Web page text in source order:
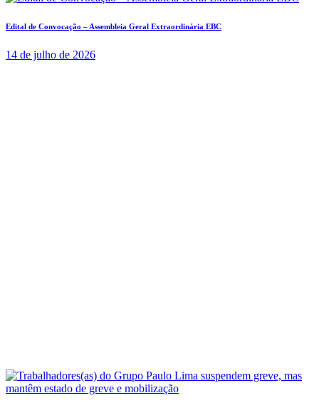
Edital de Convocação – Assembleia Geral Extraordinária EBC
14 de julho de 2026